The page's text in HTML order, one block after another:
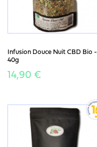
Infusion Douce Nuit CBD Bio -
40g
14,90 €